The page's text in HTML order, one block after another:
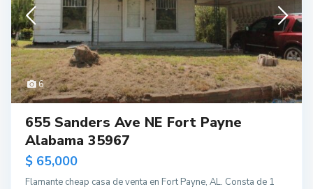
6
655 Sanders Ave NE Fort Payne
Alabama 35967
$ 65,000
Flamante cheap casa de venta en Fort Payne, AL. Consta de 1